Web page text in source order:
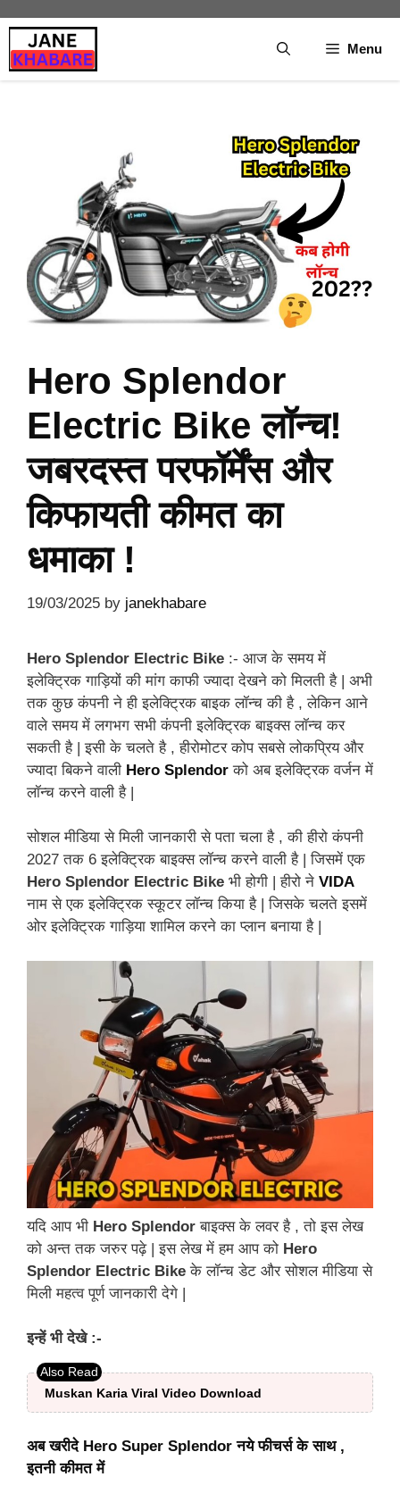
to
content
Menu
Hero Splendor
Electric Bike लॉन्च!
जबरदस्त परफॉर्मेंस और
किफायती कीमत का
धमाका !
19/03/2025 by janekhabare
Hero Splendor Electric Bike :- आज के समय में
इलेक्ट्रिक गाड़ियों की मांग काफी ज्यादा देखने को मिलती है | अभी
तक कुछ कंपनी ने ही इलेक्ट्रिक बाइक लॉन्च की है , लेकिन आने
वाले समय में लगभग सभी कंपनी इलेक्ट्रिक बाइक्स लॉन्च कर
सकती है | इसी के चलते है , हीरोमोटर कोप सबसे लोकप्रिय और
ज्यादा बिकने वाली Hero Splendor को अब इलेक्ट्रिक वर्जन में
लॉन्च करने वाली है |
सोशल मीडिया से मिली जानकारी से पता चला है , की हीरो कंपनी
2027 तक 6 इलेक्ट्रिक बाइक्स लॉन्च करने वाली है | जिसमें एक
Hero Splendor Electric Bike भी होगी | हीरो ने VIDA
नाम से एक इलेक्ट्रिक स्कूटर लॉन्च किया है | जिसके चलते इसमें
ओर इलेक्ट्रिक गाड़िया शामिल करने का प्लान बनाया है |
यदि आप भी Hero Splendorबाइक्स के लवर है , तो इस लेख
को अन्त तक जरुर पढ़े | इस लेख में हम आप को Hero
Splendor Electric Bike के लॉन्च डेट और सोशल मीडिया से
मिली महत्व पूर्ण जानकारी देगे |
इन्हें भी देखे :-
Muskan Karia Viral Video Download
अब खरीदे Hero Super Splendor नये फीचर्स के साथ ,
इतनी कीमत में